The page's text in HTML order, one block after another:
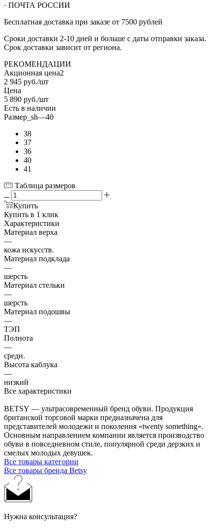
· ПОЧТА РОССИИ
Бесплатная доставка при заказе от 7500 рублей
Сроки доставки 2-10 дней и больше с даты отправки заказа.
Срок доставки зависит от региона.
РЕКОМЕНДАЦИИ
Акционная цена2
2 945 руб./шт
Цена
5 890 руб./шт
Есть в наличии
Размер_sh—40
38
37
36
40
41
Таблица размеров
Купить
Купить в 1 клик
Характеристики
Материал верха
—
кожа искусств.
Материал подклада
—
шерсть
Материал стельки
—
шерсть
Материал подошвы
—
ТЭП
Полнота
—
средн.
Высота каблука
—
низкий
Все характеристики
BETSY — ультрасовременный бренд обуви. Продукция
британской торговой марки предназначена для
представителей молодежи и поколения «twenty something».
Основным направлением компании является производство
обуви в повседневном стиле, популярной среди дерзких и
смелых молодых девушек.
Все товары категории
Все товары бренда Betsy
Нужна консультация?